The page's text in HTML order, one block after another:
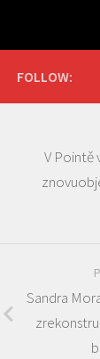
FOLLOW:
V Pointě
Sandra